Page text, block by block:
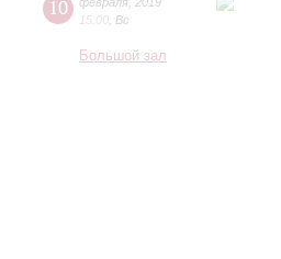
10
15:00 Вс
Большой зал